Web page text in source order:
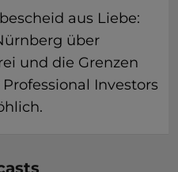
aus Liebe:
über
und die Grenzen
Investors